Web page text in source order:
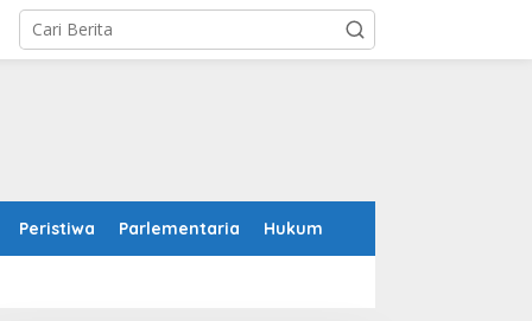
Peristiwa Parlementaria Hukum